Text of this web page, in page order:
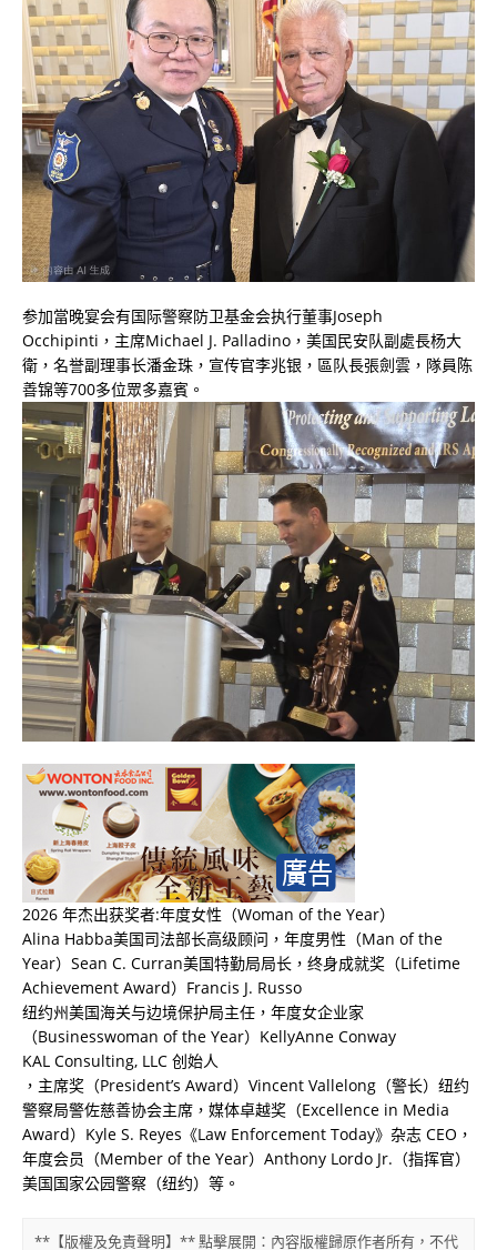
参加當晚宴会有国际警察防卫基金会执行董事Joseph
Occhipinti，主席Michael J. Palladino，美国民安队副處長杨大
衛，名誉副理事长潘金珠，宣传官李兆银，區队長張劍雲，隊員陈
善锦等700多位眾多嘉賓。
2026 年杰出获奖者:年度女性（Woman of the Year）
Alina Habba美国司法部长高级顾问，年度男性（Man of the
Year）Sean C. Curran美国特勤局局长，终身成就奖（Lifetime
Achievement Award）Francis J. Russo
纽约州美国海关与边境保护局主任，年度女企业家
（Businesswoman of the Year）KellyAnne Conway
KAL Consulting, LLC 创始人
，主席奖（President’s Award）Vincent Vallelong（警长）纽约
警察局警佐慈善协会主席，媒体卓越奖（Excellence in Media
Award）Kyle S. Reyes《Law Enforcement Today》杂志 CEO，
年度会员（Member of the Year）Anthony Lordo Jr.（指挥官）
美国国家公园警察（纽约）等。
**【版權及免責聲明】** 點擊展開：內容版權歸原作者所有，不代